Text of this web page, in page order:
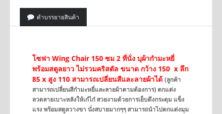
คำบรรยายสินค้า
โซฟา Wing Chair 150 ซม 2 ที่นั่ง บุผ้ากำมะหยี่
พร้อมสตูลยาว ไม่รวมคริสตัล ขนาด กว้าง 150 x ลึก
85 x สูง 110 สามารถเปลี่ยนสีและลายผ้าได้ (ลูกค้า
สามารถเปลี่ยนสีกำมะหยี่และลายผ้าตามต้องการ) ตกแต่ง
ลวดลายเบาะหลังให้เก๋ไก๋ สวยงามด้วยการเย็บดึงกระดุม แข็ง
แรง พร้อมสตูลวางขา นั่งสบายมากๆๆ สามารถนำไปตกแต่งมุม